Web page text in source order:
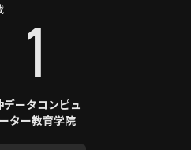
1
データコンピュ
ーター教育学院